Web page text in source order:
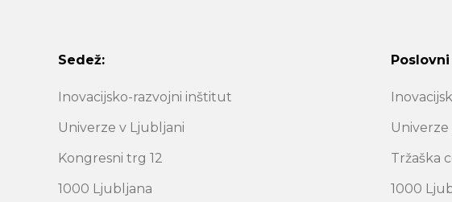
Sedež:
Inovacijsko-razvojni inštitut
Univerze v Ljubljani
Kongresni trg 12
1000 Ljubljana
Tržaška
1000